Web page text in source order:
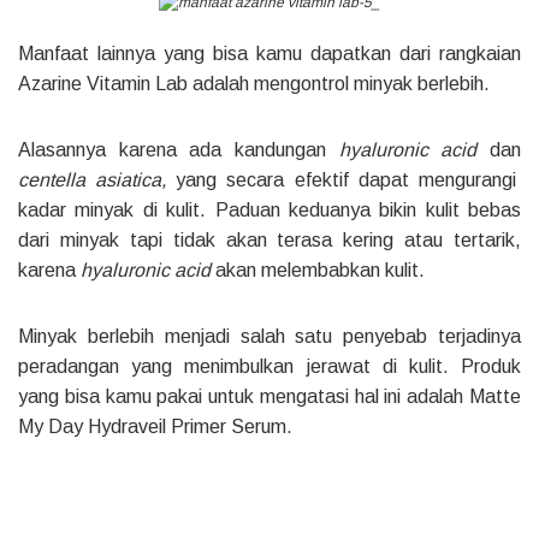
Manfaat lainnya yang bisa kamu dapatkan dari rangkaian
Azarine Vitamin Lab adalah mengontrol minyak berlebih.
Alasannya karena ada kandungan hyaluronic aciddan
centella asiatica, yang secara efektif dapat mengurangi
kadar minyak di kulit. Paduan keduanya bikin kulit bebas
dari minyak tapi tidak akan terasa kering atau tertarik,
karena hyaluronic acidakan melembabkan kulit.
Minyak berlebih menjadi salah satu penyebab terjadinya
peradangan yang menimbulkan jerawat di kulit. Produk
yang bisa kamu pakai untuk mengatasi hal ini adalah Matte
My Day Hydraveil Primer Serum.